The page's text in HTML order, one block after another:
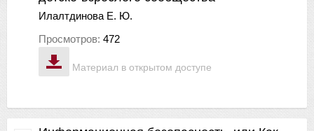
Материал в открытом доступе
Илалтдинова Е. Ю.
Просмотров: 472